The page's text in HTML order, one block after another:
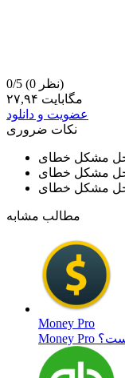
0/5
(0 نظر)
۲۷,۹۴ مگابایت
عضویت و دانلود
نکات ضروری
مطالب مشابه
Money Pro